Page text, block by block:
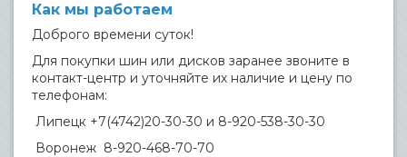
Как мы работаем
Доброго времени суток!
Для покупки шин или дисков заранее звоните в
контакт-центр и уточняйте их наличие и цену по
телефонам:
Липецк +7(4742)20-30-30 и 8-920-538-30-30
Воронеж 8-920-468-70-70